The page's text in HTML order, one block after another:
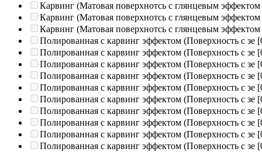
Карвинг (Матовая поверхнотсь с глянцевым эффектом
Карвинг (Матовая поверхнотсь с глянцевым эффектом
Карвинг (Матовая поверхнотсь с глянцевым эффектом
Полированная c карвинг эффектом (Поверхность с зе
Полированная c карвинг эффектом (Поверхность с зе
Полированная c карвинг эффектом (Поверхность с зе
Полированная c карвинг эффектом (Поверхность с зе
Полированная c карвинг эффектом (Поверхность с зе
Полированная c карвинг эффектом (Поверхность с зе
Полированная c карвинг эффектом (Поверхность с зе
Полированная c карвинг эффектом (Поверхность с зе
Полированная c карвинг эффектом (Поверхность с зе
Полированная c карвинг эффектом (Поверхность с зе